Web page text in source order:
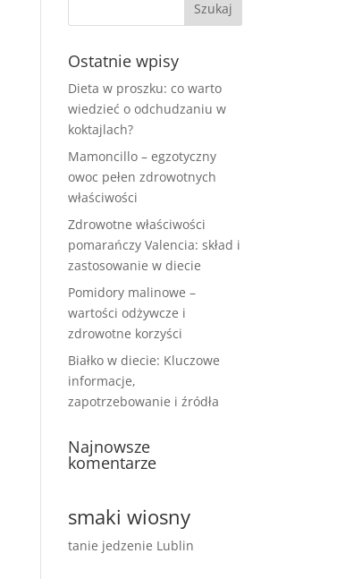
Ostatnie wpisy
Dieta w proszku: co warto
wiedzieć o odchudzaniu w
koktajlach?
Mamoncillo – egzotyczny
owoc pełen zdrowotnych
właściwości
Zdrowotne właściwości
pomarańczy Valencia: skład i
zastosowanie w diecie
Pomidory malinowe –
wartości odżywcze i
zdrowotne korzyści
Białko w diecie: Kluczowe
informacje,
zapotrzebowanie i źródła
Najnowsze
komentarze
smaki wiosny
tanie jedzenie Lublin